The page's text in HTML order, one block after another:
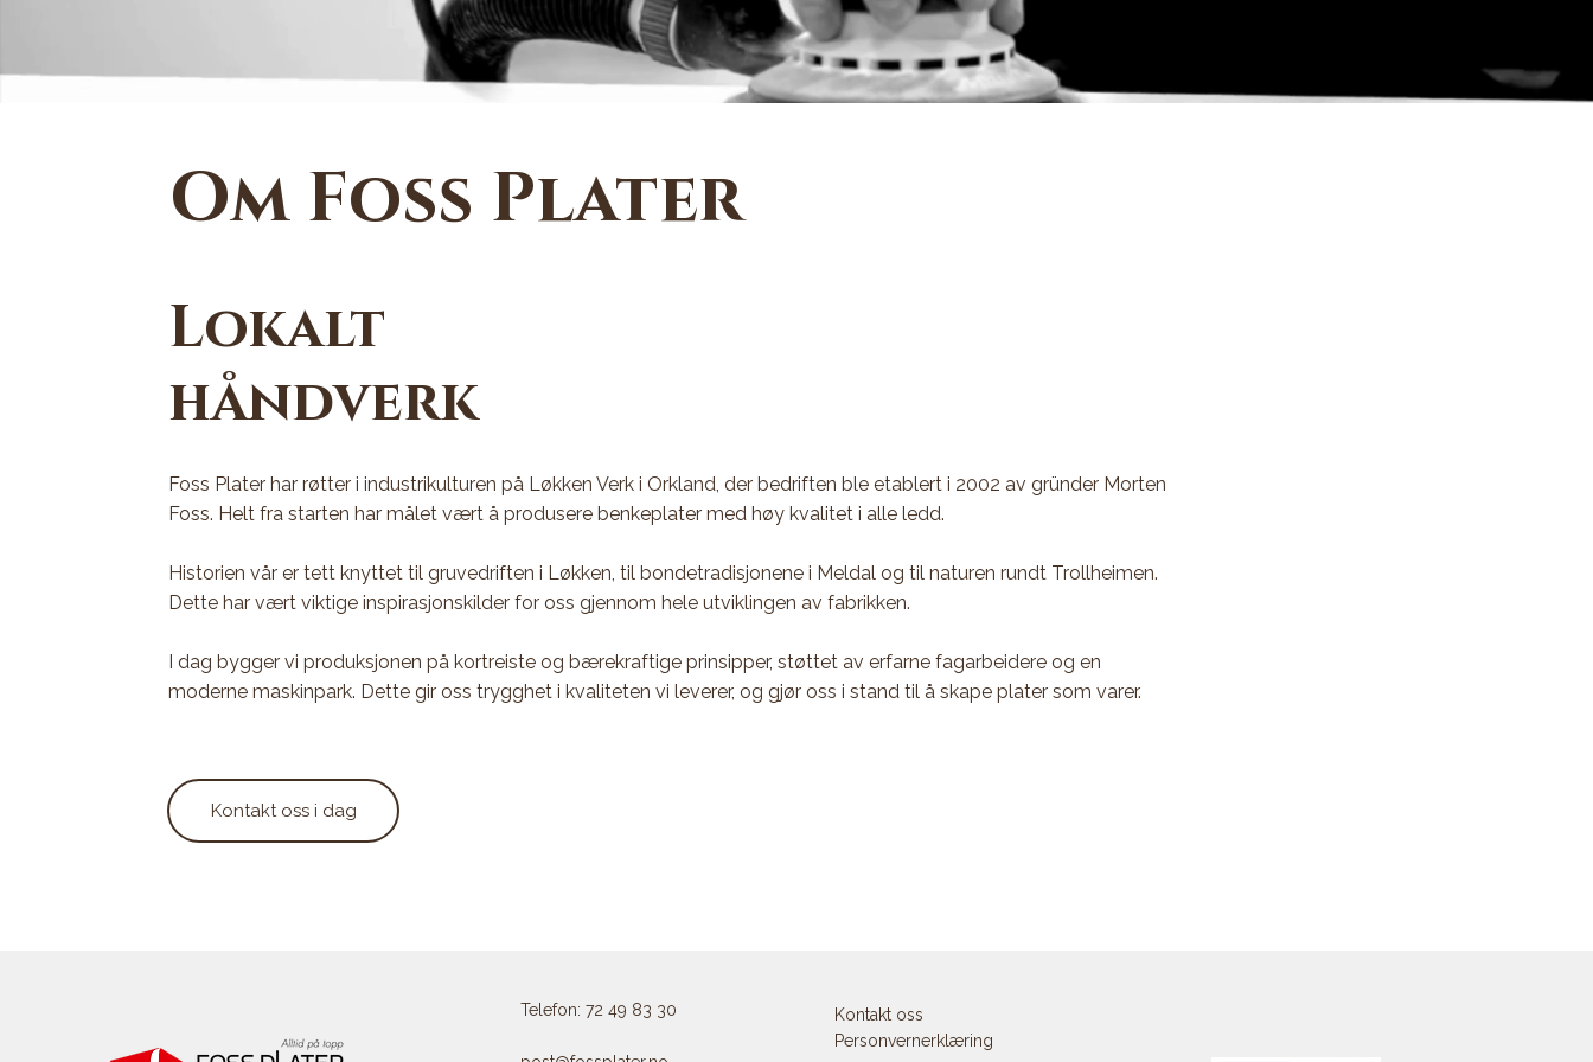
Om Foss Plater
Lokalt
håndverk
Foss Plater har røtter i industrikulturen på Løkken Verk i Orkland, der bedriften ble etablert i 2002 av gründer Morten
Foss. Helt fra starten har målet vært å produsere benkeplater med høy kvalitet i alle ledd.
Historien vår er tett knyttet til gruvedriften i Løkken, til bondetradisjonene i Meldal og til naturen rundt Trollheimen.
Dette har vært viktige inspirasjonskilder for oss gjennom hele utviklingen av fabrikken.
I dag bygger vi produksjonen på kortreiste og bærekraftige prinsipper, støttet av erfarne fagarbeidere og en
moderne maskinpark. Dette gir oss trygghet i kvaliteten vi leverer, og gjør oss i stand til å skape plater som varer.
Kontakt oss i dag
Telefon: 72 49 83 30
Kontakt oss
Personvernerklæring